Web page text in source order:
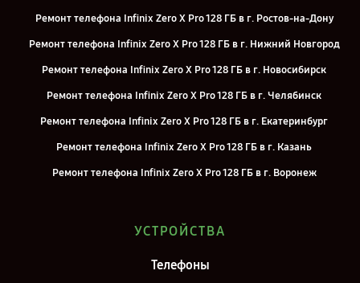
Ремонт телефона Infinix Zero X Pro 128 ГБ в г. Ростов-на-Дону
Ремонт телефона Infinix Zero X Pro 128 ГБ в г. Нижний Новгород
Ремонт телефона Infinix Zero X Pro 128 ГБ в г. Новосибирск
Ремонт телефона Infinix Zero X Pro 128 ГБ в г. Челябинск
Ремонт телефона Infinix Zero X Pro 128 ГБ в г. Екатеринбург
Ремонт телефона Infinix Zero X Pro 128 ГБ в г. Казань
Ремонт телефона Infinix Zero X Pro 128 ГБ в г. Воронеж
Ремонт телефона Infinix Zero X Pro 128 ГБ в г. Самара
Ремонт телефона Infinix Zero X Pro 128 ГБ в г. Санкт-Петербург
УСТРОЙСТВА
Телефоны